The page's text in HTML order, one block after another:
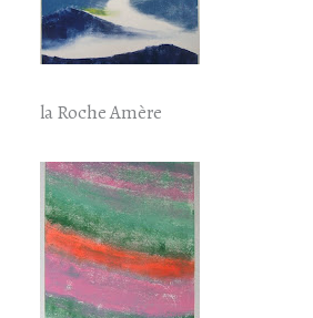
la Roche Amère